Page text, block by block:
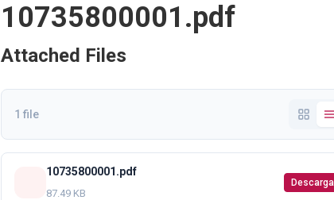
10735800001.pdf
Attached Files
1 file
10735800001.pdf
87.49 KB